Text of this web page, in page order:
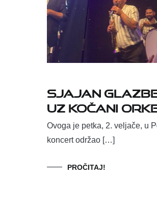
Sjajan
uz Kočani
Ovoga je petka, 2. veljače, u
koncert održao […]
PROČITAJ!